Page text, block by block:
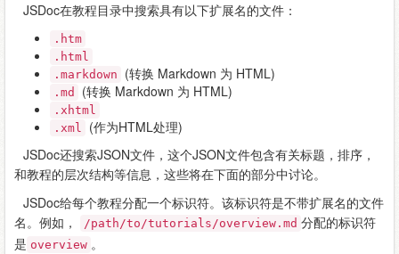
JSDoc在教程目录中搜索具有以下扩展名的文件：
.htm
.html
.markdown
(转换 Markdown 为 HTML)
.md (转换 Markdown 为 HTML)
.xhtml
.xml
(作为HTML处理)
JSDoc还搜索JSON文件，这个JSON文件包含有关标题，排序，
和教程的层次结构等信息，这些将在下面的部分中讨论。
JSDoc给每个教程分配一个标识符。该标识符是不带扩展名的文件
名。例如，
/path/to/tutorials/overview.md 分配的标识符
是 overview 。